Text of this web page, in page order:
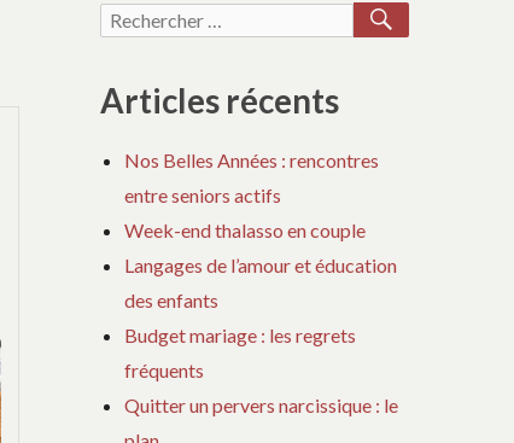
Recherche
Articles récents
Nos Belles Années : rencontres
entre seniors actifs
Week-end thalasso en couple
Langages de l’amour et éducation
des enfants
Budget mariage : les regrets
fréquents
Quitter un pervers narcissique : le